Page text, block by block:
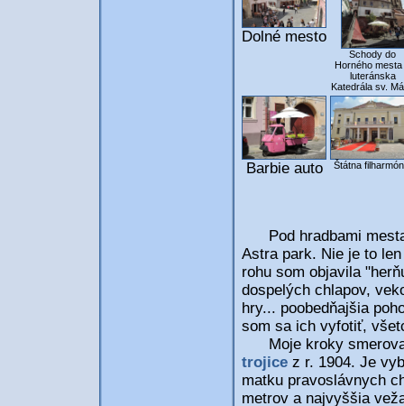
Dolné mesto
Schody do
Horného mesta
luteránska
Katedrála sv.
Barbie auto Štátna
Pod hradbami mesta
Astra park. Nie je to
rohu som objavila
dospelých chlapov,
hry... poobedňajšia
som sa ich vyfotiť,
Moje kroky
trojice z r. 1904. Je
matku pravoslávnych
metrov a najvyššia